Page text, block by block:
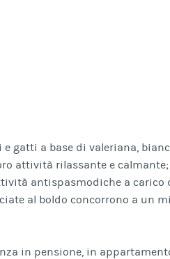
gatti a base di valeriana,
attività rilassante e
antispasmodiche a carico
al boldo concorrono a un
in pensione, in